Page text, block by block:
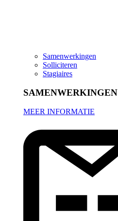
Samenwerkingen
Solliciteren
Stagiaires
SAMENWERKINGEN
MEER INFORMATIE